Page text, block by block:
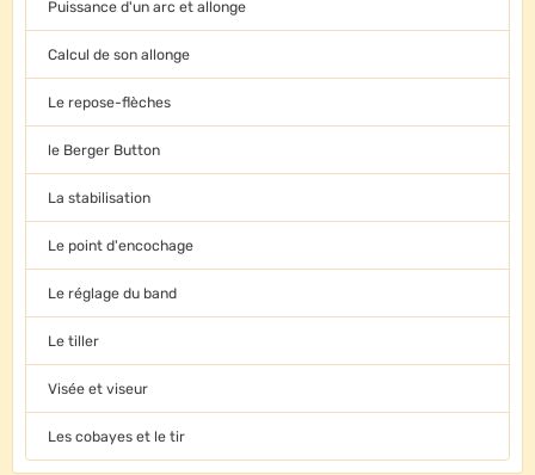
Puissance d'un arc et allonge
Calcul de son allonge
Le repose-flèches
le Berger Button
La stabilisation
Le point d'encochage
Le réglage du band
Le tiller
Visée et viseur
Les cobayes et le tir